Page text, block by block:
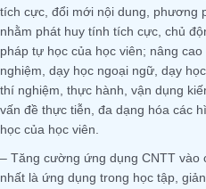
tích cực, đổi mới nội dung, phương
nhằm phát huy tính tích cực, chủ
pháp tự học của học viên; nâng
nghiệm, dạy học ngoại ngữ, dạy
thí nghiệm, thực hành, vận dụng
vấn đề thực tiễn, đa dạng hóa các
học của học viên.
– Tăng cường ứng dụng CNTT vào
nhất là ứng dụng trong học tập,